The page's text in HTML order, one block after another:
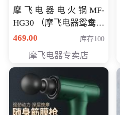
摩飞电器电火锅MF-
HG30 （摩飞电器鸳鸯锅
MF-HG30 ） 会员专享价
469.00 库存100
摩飞电器专卖店